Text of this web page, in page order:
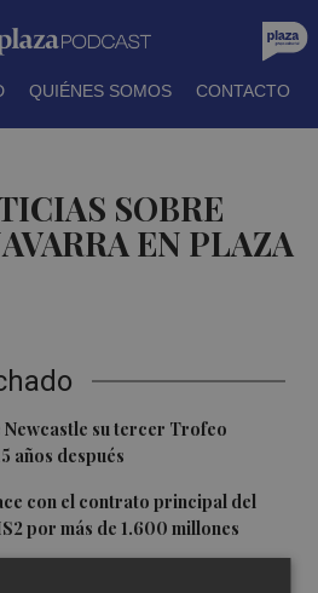
QUIÉNES SOMOS CONTACTO
SOBRE
EN PLAZA
Newcastle su tercer Trofeo
años después
con el contrato principal del
por más de 1.600 millones